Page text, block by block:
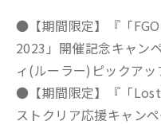
●【期間限定】『「
2023」開催記念キャン
ィ(ルーラー)ピックアッ
●【期間限定】『「
ストクリア応援キャン